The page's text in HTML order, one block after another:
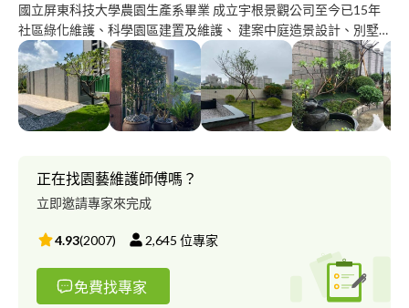
國立屏東科技大學農園生產系畢業 成立宇根景觀公司至今已15年
社區綠化維護、科學園區建置及維護、 建案中庭造景設計、別墅
花園規劃設計、陽台綠化工程、空中花園、各式樹種買賣
正在找園藝維護師傅嗎？
立即邀請專家來完成
4.93(2007) 2,645 位專家
免費找專家